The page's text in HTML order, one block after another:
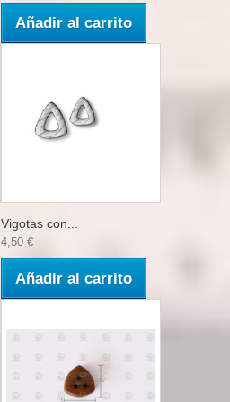
Añadir al carrito
Vigotas con...
4,50 €
Añadir al carrito